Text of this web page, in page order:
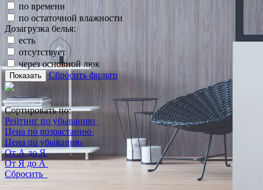
по времени
по остаточной влажности
Дозагрузка белья:
есть
отсутствует
через основной люк
Показать Сбросить фильтр
Сортировать по:
Рейтинг по убыванию
Цена по возрастанию
Цена по убыванию
От А до Я
От Я до А
Сбросить